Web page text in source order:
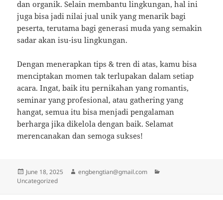
dan organik. Selain membantu lingkungan, hal ini
juga bisa jadi nilai jual unik yang menarik bagi
peserta, terutama bagi generasi muda yang semakin
sadar akan isu-isu lingkungan.
Dengan menerapkan tips & tren di atas, kamu bisa
menciptakan momen tak terlupakan dalam setiap
acara. Ingat, baik itu pernikahan yang romantis,
seminar yang profesional, atau gathering yang
hangat, semua itu bisa menjadi pengalaman
berharga jika dikelola dengan baik. Selamat
merencanakan dan semoga sukses!
Posted
on
June 18, 2025 Author
engbengtian@gmail.com
Uncategorized